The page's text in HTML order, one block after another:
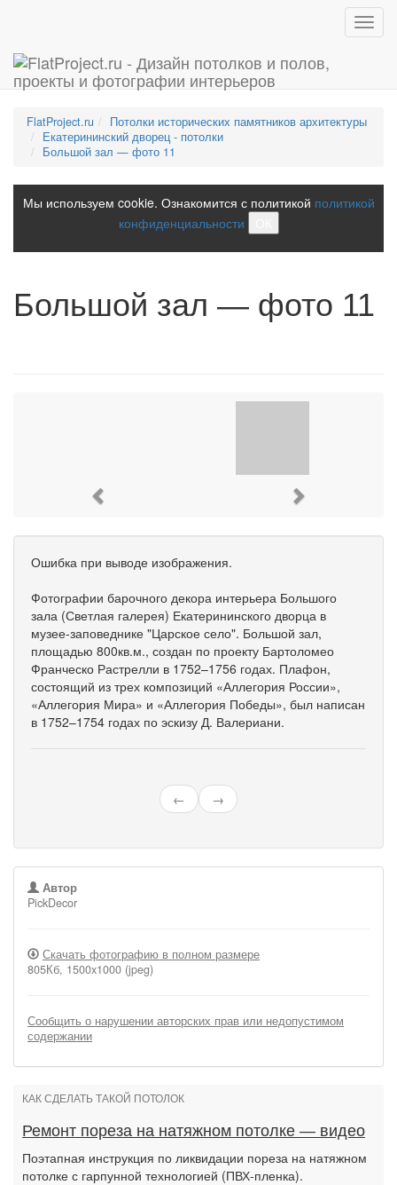
FlatProject.ru
Потолки исторических памятников архитектуры
Екатерининский дворец - потолки
Большой зал — фото 11
Мы используем cookie. Ознакомится с политикой политикой
конфиденциальности
Большой зал — фото 11
Ошибка при выводе изображения.
Фотографии барочного декора интерьера Большого
зала (Светлая галерея) Екатерининского дворца в
музее-заповеднике "Царское село". Большой зал,
площадью 800кв.м., создан по проекту Бартоломео
Франческо Растрелли в 1752–1756 годах. Плафон,
состоящий из трех композиций «Аллегория России»,
«Аллегория Мира» и «Аллегория Победы», был написан
в 1752–1754 годах по эскизу Д. Валериани.
← →
Автор
PickDecor
Скачать фотографию в полном размере
805Кб, 1500x1000 (jpeg)
Сообщить о нарушении авторских прав или недопустимом
содержании
КАК СДЕЛАТЬ ТАКОЙ ПОТОЛОК
Ремонт пореза на натяжном потолке — видео
Поэтапная инструкция по ликвидации пореза на натяжном
потолке с гарпунной технологией (ПВХ-пленка).